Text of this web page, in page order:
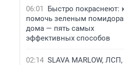
06:01
Быстро покраснеют:
помочь зеленым
дома — пять самых
эффективных способов
02:14 SLAVA MARLOW, ЛСП,